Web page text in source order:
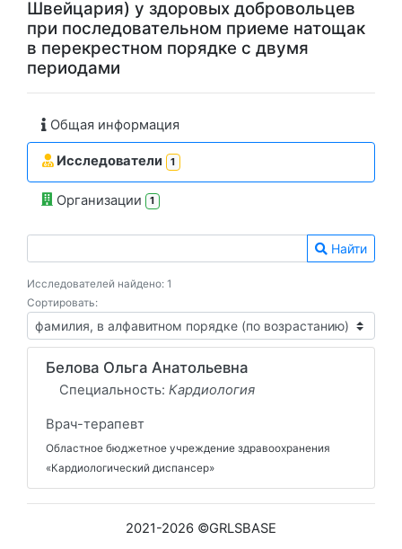
Швейцария) у здоровых добровольцев
при последовательном приеме натощак
в перекрестном порядке с двумя
периодами
Общая информация
Исследователи 1
Организации 1
Найти
Исследователей найдено: 1
Сортировать:
Белова Ольга Анатольевна
Специальность: Кардиология
Врач-терапевт
Областное бюджетное учреждение здравоохранения
«Кардиологический диспансер»
2021-2026 ©GRLSBASE